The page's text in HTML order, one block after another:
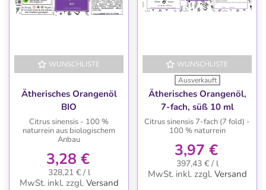
WUNSCHLISTE
Ätherisches Orangenöl
BIO
Citrus sinensis - 100 %
naturrein aus biologischem
Anbau
3,28 €
328,21 € / l
MwSt. inkl. zzgl. Versand
WUNSCHLISTE
Ausverkauft
Ätherisches Orangenöl,
7-fach, süß 10 ml
Citrus sinensis 7-fach (7 fold) -
100 % naturrein
3,97 €
397,43 € / l
MwSt. inkl. zzgl. Versand